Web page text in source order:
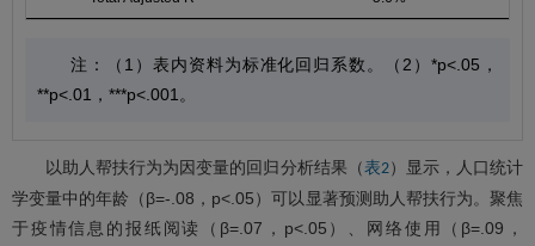
注：（1）表内资料为标准化回归系数。（2）*p<.05，
**p<.01，***p<.001。
以助人帮扶行为为因变量的回归分析结果（表2）显示，人口统计
学变量中的年龄（β=-.08，p<.05）可以显著预测助人帮扶行为。聚焦
于疫情信息的报纸阅读（β=.07，p<.05）、网络使用（β=.09，